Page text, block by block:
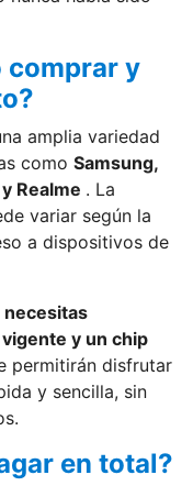
comprar y
amplia variedad
como Samsung,
Realme . La
variar según la
a dispositivos de
necesitas
y un chip
permitirán disfrutar
y sencilla, sin
en total?